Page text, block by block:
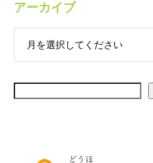
アーカイブ
月を選択してください